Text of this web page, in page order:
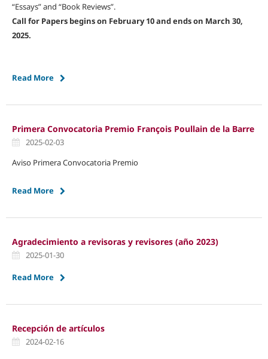
“Essays” and “Book Reviews”.
Call for Papers begins on February 10 and ends on March 30,
2025.
Read More
Primera Convocatoria Premio François Poullain de la Barre
2025-02-03
Aviso Primera Convocatoria Premio
Read More
Agradecimiento a revisoras y revisores (año 2023)
2025-01-30
Read More
Recepción de artículos
2024-02-16